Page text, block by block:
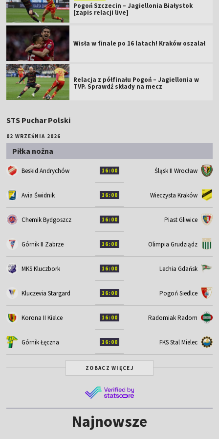
Pogoń Szczecin – Jagiellonia Białystok
[zapis relacji live]
Wisła w finale po 16 latach! Kraków oszalał
Relacja z półfinału Pogoń – Jagiellonia w
TVP. Sprawdź składy na mecz
STS Puchar Polski
02 WRZEŚNIA 2026
Piłka nożna
Beskid Andrychów 16:00 Śląsk II Wrocław
Avia Świdnik 16:00 Wieczysta Kraków
Chemik Bydgoszcz 16:00 Piast Gliwice
Górnik II Zabrze 16:00 Olimpia Grudziądz
MKS Kluczbork 16:00 Lechia Gdańsk
Kluczevia Stargard 16:00 Pogoń Siedlce
Korona II Kielce 16:00 Radomiak Radom
Górnik Łęczna 16:00 FKS Stal Mielec
ZOBACZ WIĘCEJ
Najnowsze